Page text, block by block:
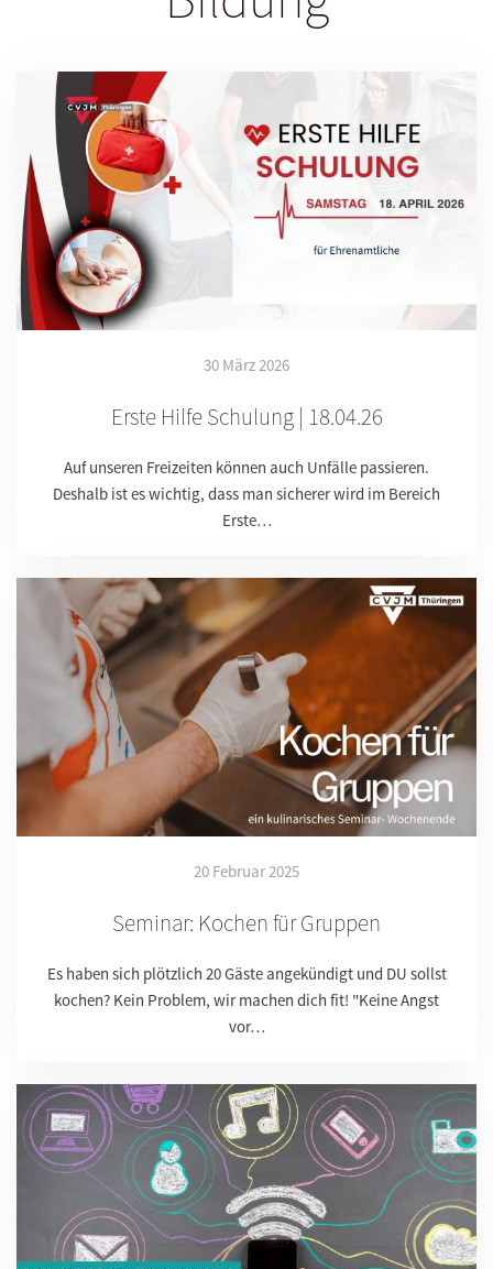
30 März 2026
Erste Hilfe Schulung | 18.04.26
Auf unseren Freizeiten können auch Unfälle passieren.
Deshalb ist es wichtig, dass man sicherer wird im Bereich
Erste…
20 Februar 2025
Seminar: Kochen für Gruppen
Es haben sich plötzlich 20 Gäste angekündigt und DU sollst
kochen? Kein Problem, wir machen dich fit! "Keine Angst
vor…